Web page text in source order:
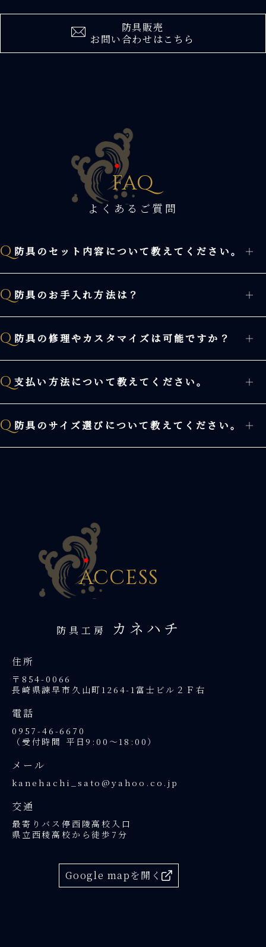
防具販売
お問い合わせはこちら
FAQ
よくあるご質問
Q 防具のセット内容について教えてください。 ＋
す。詳細は製品ページをご覧ください。
Q 防具のお手入れ方法は？ ＋
用クリーナーで清掃してください。
Q 防具の修理やカスタマイズは可能ですか？ ＋
い。詳細についてはお問い合わせください。
Q 支払い方法について教えてください。 ＋
払い方法をご利用いただけます。
Q 防具のサイズ選びについて教えてください。 ＋
ACCESS
防具⼯房 カネハチ
住所
〒854-0066
⻑崎県諫早市久⼭町1264-1富⼠ビル２Ｆ右
電話
0957-46-6670
（受付時間 平日9:00〜18:00）
メール
kanehachi_sato@yahoo.co.jp
交通
最寄りバス停西陵高校入口
県立西稜高校から徒歩7分
Google mapを開く